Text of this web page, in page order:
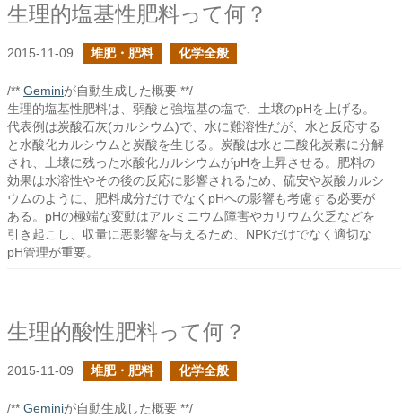
生理的塩基性肥料って何？
2015-11-09 堆肥・肥料 化学全般
/** Geminiが自動生成した概要 **/
生理的塩基性肥料は、弱酸と強塩基の塩で、土壌のpHを上げる。
代表例は炭酸石灰(カルシウム)で、水に難溶性だが、水と反応する
と水酸化カルシウムと炭酸を生じる。炭酸は水と二酸化炭素に分解
され、土壌に残った水酸化カルシウムがpHを上昇させる。肥料の
効果は水溶性やその後の反応に影響されるため、硫安や炭酸カルシ
ウムのように、肥料成分だけでなくpHへの影響も考慮する必要が
ある。pHの極端な変動はアルミニウム障害やカリウム欠乏などを
引き起こし、収量に悪影響を与えるため、NPKだけでなく適切な
pH管理が重要。
生理的酸性肥料って何？
2015-11-09 堆肥・肥料 化学全般
/** Geminiが自動生成した概要 **/